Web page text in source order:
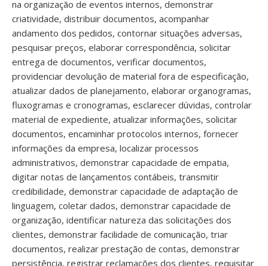
na organização de eventos internos, demonstrar
criatividade, distribuir documentos, acompanhar
andamento dos pedidos, contornar situações adversas,
pesquisar preços, elaborar correspondência, solicitar
entrega de documentos, verificar documentos,
providenciar devolução de material fora de especificação,
atualizar dados de planejamento, elaborar organogramas,
fluxogramas e cronogramas, esclarecer dúvidas, controlar
material de expediente, atualizar informações, solicitar
documentos, encaminhar protocolos internos, fornecer
informações da empresa, localizar processos
administrativos, demonstrar capacidade de empatia,
digitar notas de lançamentos contábeis, transmitir
credibilidade, demonstrar capacidade de adaptação de
linguagem, coletar dados, demonstrar capacidade de
organização, identificar natureza das solicitações dos
clientes, demonstrar facilidade de comunicação, triar
documentos, realizar prestação de contas, demonstrar
persistência, registrar reclamações dos clientes, requisitar